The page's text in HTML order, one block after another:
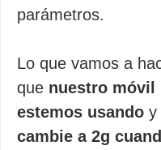
parámetros.
Lo que vamos a
que nuestro móvil
estemos usando y
cambie a 2g